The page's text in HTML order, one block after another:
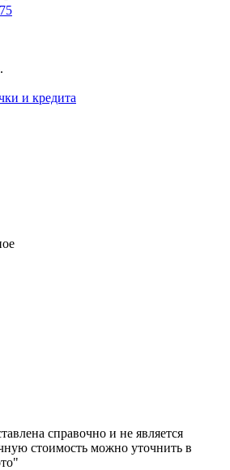
и кредита
справочно и не является
стоимость можно уточнить в